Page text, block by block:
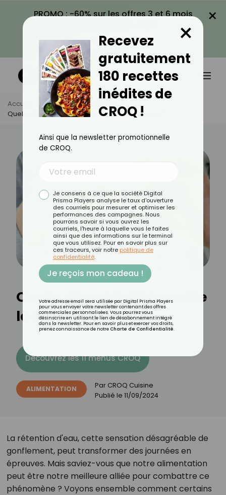
PROMO : -60% sur les offres 3 et 6 mois
VOIR LA PROMO
×
Accueil Actus
Alimentation
Quelle Alimentation Contre La Rétention D'eau ?
Quelle alimentation contre
la rétention d'eau ?
Découvrez les 11 menus CROQ
ALIMENTATION Par CROQ Cuisine
Publié le 11/09/2024
La rétention d'eau, cette sensation désagréable de
gonflement, peut transformer des journées en
épreuves. Mais saviez-vous que notre alimentation
peut être notre meilleure alliée pour combattre ce
phénomène ? Voyons ensemble comment certains
Recevez
gratuitement
180 recettes
inédites de
CROQ !
×
Ainsi que la newsletter promotionnelle
de CROQ.
Je consens à ce que la société Digital
Prisma Players analyse le taux d'ouverture
des courriels pour mesurer et optimiser les
performances des campagnes. Nous
pourrons savoir si vous ouvrez les
courriels, l'heure à laquelle vous le faites
ainsi que des informations sur le terminal
que vous utilisez. Pour en savoir plus sur
ces traceurs, voir notre politique de
confidentialité.
Je reçois mon cadeau !
Votre adresse email sera utilisée par Digital Prisma Players
pour vous envoyer votre newsletter contenant des offres
commerciales personnalisées. Vous pourrez vous
désinscrire en utilisant le lien de désabonnement intégré
dans la newsletter. Pour en savoir plus et exercer vos droits,
prenez connaissance de notre Charte de Confidentialité.